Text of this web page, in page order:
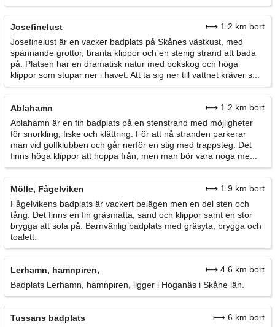
Josefinelust
⟼ 1.2 km bort
Josefinelust är en vacker badplats på Skånes västkust, med
spännande grottor, branta klippor och en stenig strand att bada
på. Platsen har en dramatisk natur med bokskog och höga
klippor som stupar ner i havet. Att ta sig ner till vattnet kräver s...
Ablahamn
⟼ 1.2 km bort
Ablahamn är en fin badplats på en stenstrand med möjligheter
för snorkling, fiske och klättring. För att nå stranden parkerar
man vid golfklubben och går nerför en stig med trappsteg. Det
finns höga klippor att hoppa från, men man bör vara noga me...
Mölle, Fågelviken
⟼ 1.9 km bort
Fågelvikens badplats är vackert belägen men en del sten och
tång. Det finns en fin gräsmatta, sand och klippor samt en stor
brygga att sola på. Barnvänlig badplats med gräsyta, brygga och
toalett.
Lerhamn, hamnpiren,
⟼ 4.6 km bort
Badplats Lerhamn, hamnpiren, ligger i Höganäs i Skåne län.
Tussans badplats
⟼ 6 km bort